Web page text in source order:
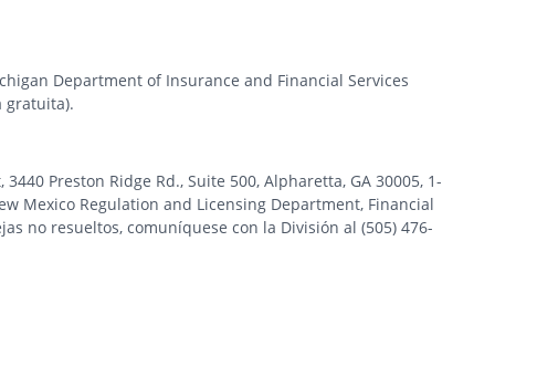
Department of Insurance and Financial Services
gratuita).
3440 Preston Ridge Rd., Suite 500, Alpharetta, GA 30005, 1-
Mexico Regulation and Licensing Department, Financial
no resueltos, comuníquese con la División al (505) 476-